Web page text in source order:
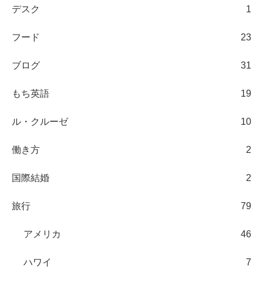
デスク 1
フード 23
ブログ 31
もち英語 19
ル・クルーゼ 10
働き方 2
国際結婚 2
旅行 79
アメリカ 46
ハワイ 7